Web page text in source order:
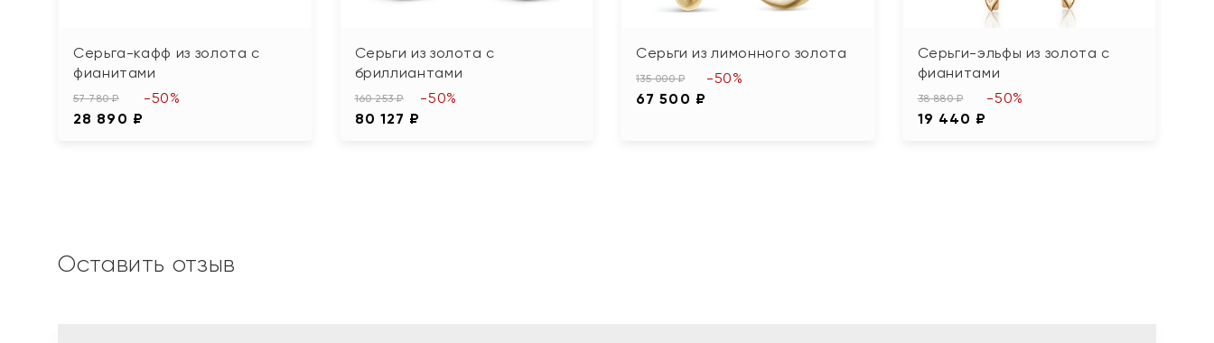
Серьга-кафф из золота с
фианитами
57 780 ₽
28 890 ₽
-50%
Серьги из золота с
бриллиантами
160 253 ₽
80 127 ₽
-50%
Серьги из лимонного золота
135 000 ₽
67 500 ₽
-50%
Серьги-эльфы из золота с
фианитами
38 880 ₽
19 440 ₽
-50%
Оставить отзыв